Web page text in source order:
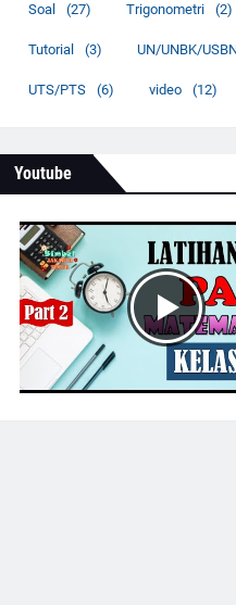
Soal (27) Trigonometri (2)
Tutorial (3) UN/UNBK/
UTS/PTS (6) video (12)
Youtube